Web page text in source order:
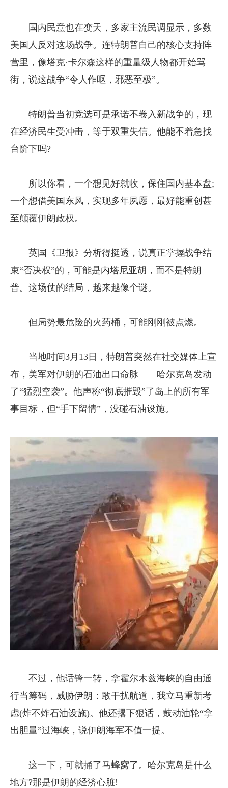
国内民意也在变天，多家主流民调显示，多数
美国人反对这场战争。连特朗普自己的核心支持阵
营里，像塔克·卡尔森这样的重量级人物都开始骂
街，说这战争“令人作呕，邪恶至极”。
特朗普当初竞选可是承诺不卷入新战争的，现
在经济民生受冲击，等于双重失信。他能不着急找
台阶下吗?
所以你看，一个想见好就收，保住国内基本盘;
一个想借美国东风，实现多年夙愿，最好能重创甚
至颠覆伊朗政权。
英国《卫报》分析得挺透，说真正掌握战争结
束“否决权”的，可能是内塔尼亚胡，而不是特朗
普。这场仗的结局，越来越像个谜。
但局势最危险的火药桶，可能刚刚被点燃。
当地时间3月13日，特朗普突然在社交媒体上宣
布，美军对伊朗的石油出口命脉——哈尔克岛发动
了“猛烈空袭”。他声称“彻底摧毁”了岛上的所有军
事目标，但“手下留情”，没碰石油设施。
不过，他话锋一转，拿霍尔木兹海峡的自由通
行当筹码，威胁伊朗：敢干扰航道，我立马重新考
虑(炸不炸石油设施)。他还撂下狠话，鼓动油轮“拿
出胆量”过海峡，说伊朗海军不值一提。
这一下，可就捅了马蜂窝了。哈尔克岛是什么
地方?那是伊朗的经济心脏!